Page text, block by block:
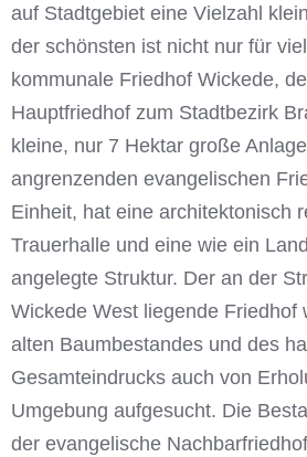
auf Stadtgebiet eine Vielzahl
der schönsten ist nicht nur für
kommunale Friedhof Wickede,
Hauptfriedhof zum Stadtbezirk
kleine, nur 7 Hektar große
angrenzenden evangelischen
Einheit, hat eine architektonisch
Trauerhalle und eine wie ein
angelegte Struktur. Der an der
Wickede West liegende Friedhof
alten Baumbestandes und des
Gesamteindrucks auch von
Umgebung aufgesucht. Die
der evangelische